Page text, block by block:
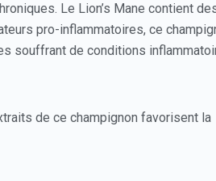
Le Lion’s Mane contient
pro-inflammatoires, ce
souffrant de conditions
de ce champignon favorisent la